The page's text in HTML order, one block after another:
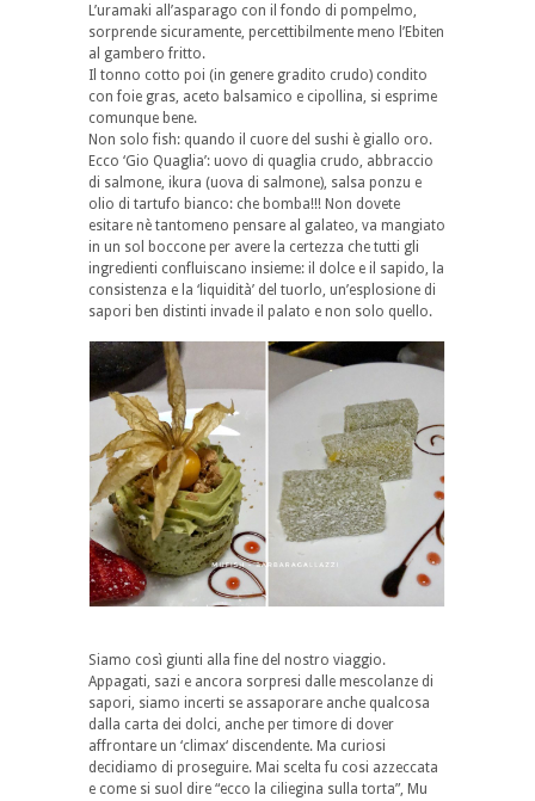
L’uramaki all’asparago con il fondo di pompelmo,
sorprende sicuramente, percettibilmente meno l’Ebiten
al gambero fritto.
Il tonno cotto poi (in genere gradito crudo) condito
con foie gras, aceto balsamico e cipollina, si esprime
comunque bene.
Non solo fish: quando il cuore del sushi è giallo oro.
Ecco ‘Gio Quaglia’: uovo di quaglia crudo, abbraccio
di salmone, ikura (uova di salmone), salsa ponzu e
olio di tartufo bianco: che bomba!!! Non dovete
esitare nè tantomeno pensare al galateo, va mangiato
in un sol boccone per avere la certezza che tutti gli
ingredienti confluiscano insieme: il dolce e il sapido, la
consistenza e la ‘liquidità’ del tuorlo, un’esplosione di
sapori ben distinti invade il palato e non solo quello.
Siamo così giunti alla fine del nostro viaggio.
Appagati, sazi e ancora sorpresi dalle mescolanze di
sapori, siamo incerti se assaporare anche qualcosa
dalla carta dei dolci, anche per timore di dover
affrontare un ‘climax‘ discendente. Ma curiosi
decidiamo di proseguire. Mai scelta fu cosi azzeccata
e come si suol dire “ecco la ciliegina sulla torta”, Mu